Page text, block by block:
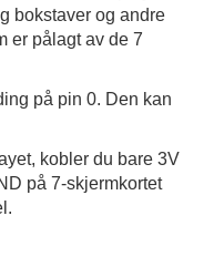
bokstaver og andre
er pålagt av de 7
på pin 0. Den kan
kobler du bare 3V
på 7-skjermkortet